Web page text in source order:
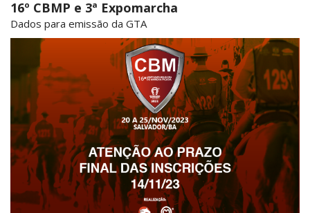
16º CBMP e 3ª Expomarcha
Dados para emissão da GTA